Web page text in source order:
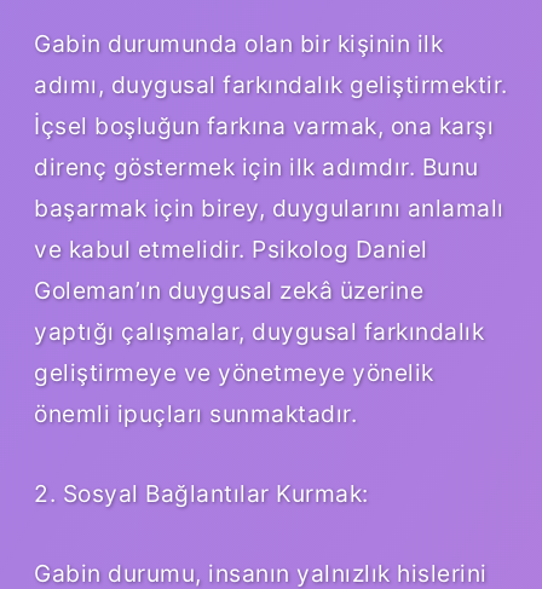
Gabin durumunda olan bir kişinin ilk
adımı, duygusal farkındalık geliştirmektir.
İçsel boşluğun farkına varmak, ona karşı
direnç göstermek için ilk adımdır. Bunu
başarmak için birey, duygularını anlamalı
ve kabul etmelidir. Psikolog Daniel
Goleman’ın duygusal zekâ üzerine
yaptığı çalışmalar, duygusal farkındalık
geliştirmeye ve yönetmeye yönelik
önemli ipuçları sunmaktadır.
2. Sosyal Bağlantılar Kurmak:
Gabin durumu, insanın yalnızlık hislerini